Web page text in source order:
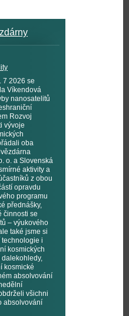
7 2026 se
Víkendová
nanosatelitů
Rozvoj
vývoje
oba
o. a Slovenská
aktivity a
z obou
opravdu
programu
přednášky,
činnosti se
– výukového
také jsme si
i
kosmických
kosmické
absolvování
všichni
absolvování